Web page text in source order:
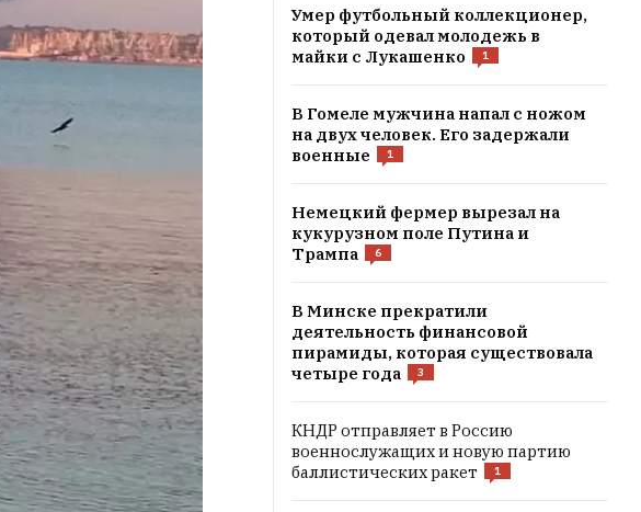
Умер футбольный коллекционер,
который одевал молодежь в
майки с Лукашенко
1
В Гомеле мужчина напал с ножом
на двух человек. Его задержали
военные
1
Немецкий фермер вырезал на
кукурузном поле Путина и
Трампа
6
В Минске прекратили
деятельность финансовой
пирамиды, которая существовала
четыре года
3
КНДР отправляет в Россию
военнослужащих и новую партию
баллистических ракет
1